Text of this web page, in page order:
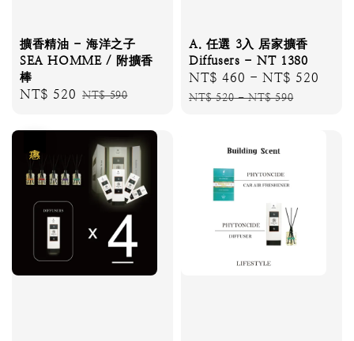
擴香精油 - 海洋之子
SEA HOMME / 附擴香
棒
Sale
NT$ 520 Regular
NT$ 590
A. 任選 3入 居家擴香
Diffusers - NT 1380
Sale
price
NT$ 460 -NT$ 520
NT$ 520-NT$ 590